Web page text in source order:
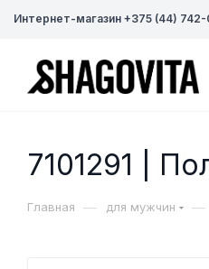
Интернет-магазин +375 (44) 742-
7101291 |
Главная — для мужчин —